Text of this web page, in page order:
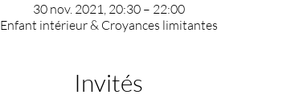
30 nov. 2021, 20:30 – 22:00
Enfant intérieur & Croyances limitantes
Invités